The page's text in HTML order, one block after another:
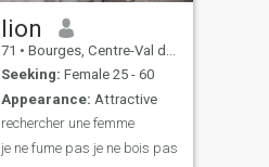
lion
71 • Bourges, Centre-Val de Loire, France
Seeking: Female 25 - 60
Appearance: Attractive
rechercher une femme
je ne fume pas je ne bois pas